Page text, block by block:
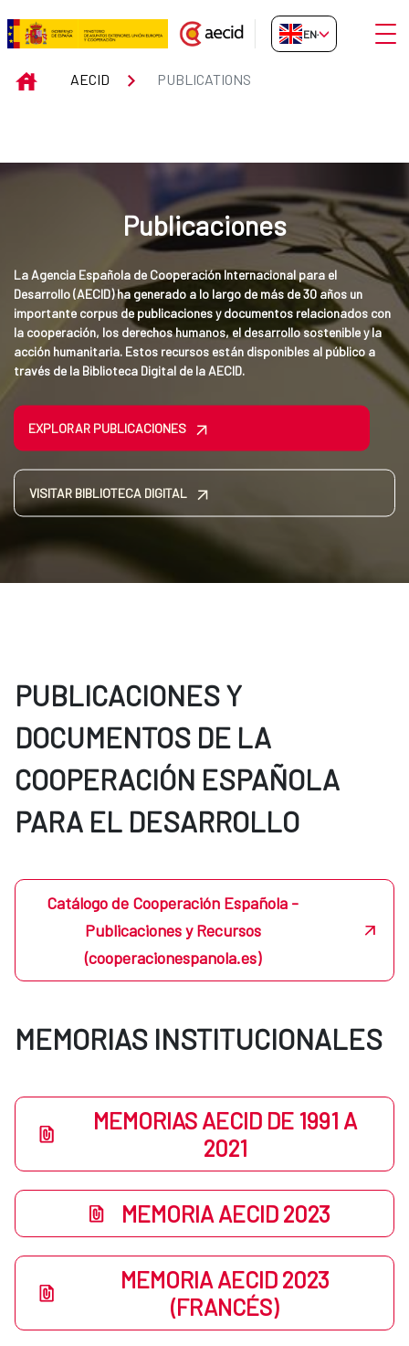
Skip to Main Content
Publications
EN-GB
INICIOAECID PUBLICATIONS
Publicaciones
La Agencia Española de Cooperación Internacional para el
Desarrollo (AECID) ha generado a lo largo de más de 30 años un
importante corpus de publicaciones y documentos relacionados con
la cooperación, los derechos humanos, el desarrollo sostenible y la
acción humanitaria. Estos recursos están disponibles al público a
través de la Biblioteca Digital de la AECID.
EXPLORAR PUBLICACIONES
VISITAR BIBLIOTECA DIGITAL
PUBLICACIONES Y
DOCUMENTOS DE LA
COOPERACIÓN ESPAÑOLA
PARA EL DESARROLLO
Catálogo de Cooperación Española -
Publicaciones y Recursos
(cooperacionespanola.es)
MEMORIAS INSTITUCIONALES
MEMORIAS AECID DE 1991 A
2021
MEMORIA AECID 2023
MEMORIA AECID 2023
(FRANCÉS)